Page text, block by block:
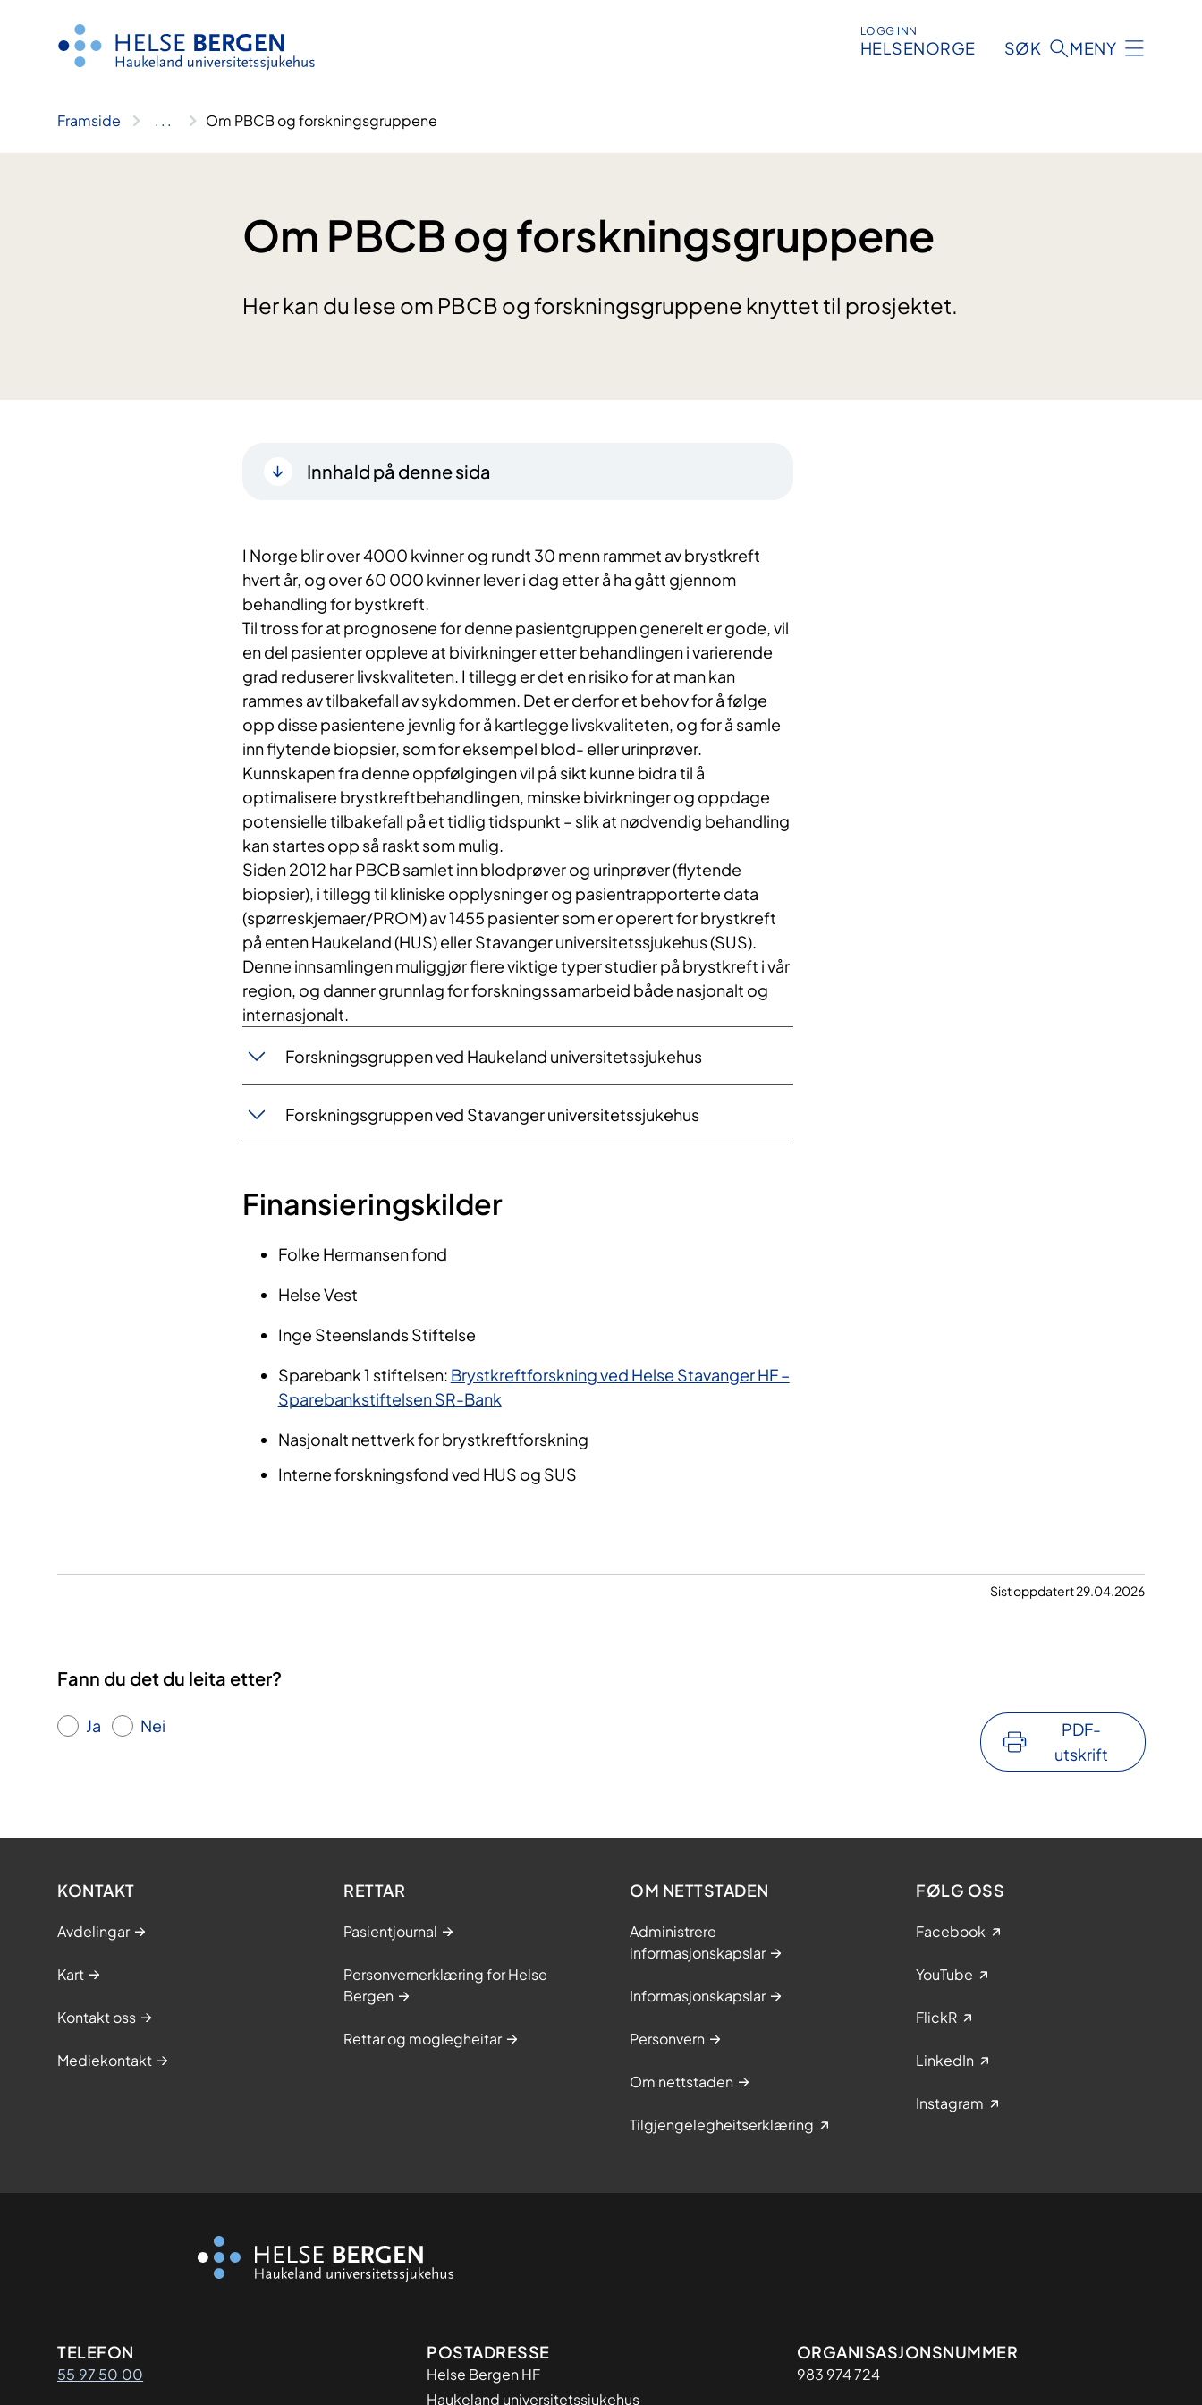
LOGG INN
HELSENORGE SØK MENY
Framside .. . Om PBCB og forskningsgruppene
Om PBCB og forskningsgruppene
Her kan du lese om PBCB og forskningsgruppene knyttet til prosjektet.
Innhald på denne sida
I Norge blir over 4000 kvinner og rundt 30 menn rammet av brystkreft
hvert år, og over 60 000 kvinner lever i dag etter å ha gått gjennom
behandling for bystkreft.
Til tross for at prognosene for denne pasientgruppen generelt er gode, vil
en del pasienter oppleve at bivirkninger etter behandlingen i varierende
grad reduserer livskvaliteten. I tillegg er det en risiko for at man kan
rammes av tilbakefall av sykdommen. Det er derfor et behov for å følge
opp disse pasientene jevnlig for å kartlegge livskvaliteten, og for å samle
inn flytende biopsier, som for eksempel blod- eller urinprøver.
Kunnskapen fra denne oppfølgingen vil på sikt kunne bidra til å
optimalisere brystkreftbehandlingen, minske bivirkninger og oppdage
potensielle tilbakefall på et tidlig tidspunkt – slik at nødvendig behandling
kan startes opp så raskt som mulig.
Siden 2012 har PBCB samlet inn blodprøver og urinprøver (flytende
biopsier), i tillegg til kliniske opplysninger og pasientrapporterte data
(spørreskjemaer/PROM) av 1455 pasienter som er operert for brystkreft
på enten Haukeland (HUS) eller Stavanger universitetssjukehus (SUS).
Denne innsamlingen muliggjør flere viktige typer studier på brystkreft i vår
region, og danner grunnlag for forskningssamarbeid både nasjonalt og
internasjonalt.
Forskningsgruppen ved Haukeland universitetssjukehus
Forskningsgruppen ved Stavanger universitetssjukehus
Finansieringskilder
Folke Hermansen fond
Helse Vest
Inge Steenslands Stiftelse
Sparebank 1 stiftelsen: Brystkreftforskning ved Helse Stavanger HF –
Sparebankstiftelsen SR-Bank
Nasjonalt nettverk for brystkreftforskning
Interne forskningsfond ved HUS og SUS
Sist oppdatert 29.04.2026
Fann du det du leita etter?
Ja Nei
PDF-
utskrift
KONTAKT
Avdelingar
Kart
Kontakt oss
Mediekontakt
RETTAR
Pasientjournal
Personvernerklæring for Helse
Bergen
Rettar og moglegheitar
OM NETTSTADEN
Administrere
informasjonskapslar
Informasjonskapslar
Personvern
Om nettstaden
Tilgjengelegheitserklæring
FØLG OSS
Facebook
YouTube
FlickR
LinkedIn
Instagram
Kontaktinformasjon
TELEFON
55 97 50 00 Adresse
POSTADRESSE
Helse Bergen HF
Haukeland universitetssjukehus
Organisasjon
ORGANISASJONSNUMMER
983 974 724